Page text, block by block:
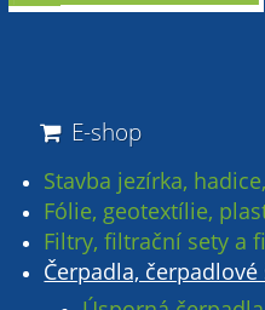
E-shop
Stavba jezírka,
Fólie, geotextílie,
Filtry, filtrační sety a
Čerpadla, čerpadlové